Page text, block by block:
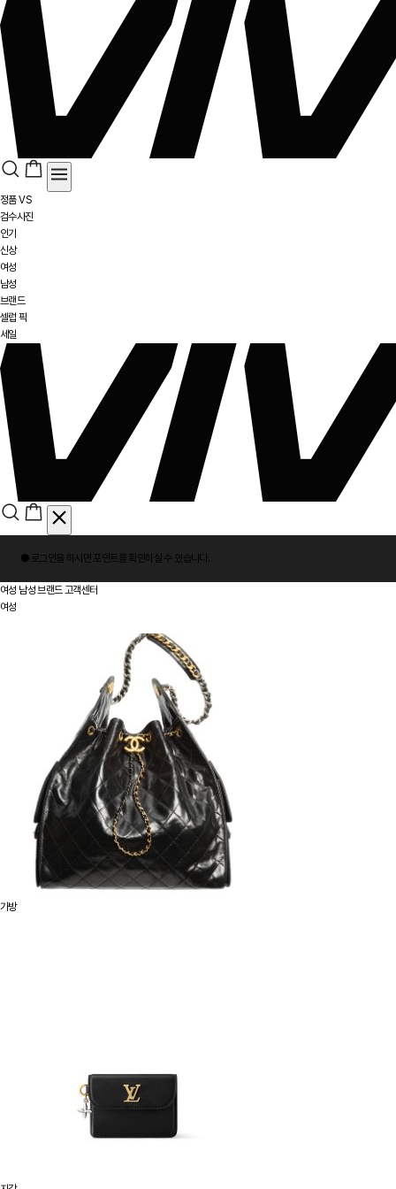
정품 VS
검수사진
인기
신상
여성
남성
브랜드
셀럽 픽
세일
그
인
● 로그인을 하시면 포인트 를 확인하실 수 있습니다.
여성 남성 브랜드 고객센터
여성
가방